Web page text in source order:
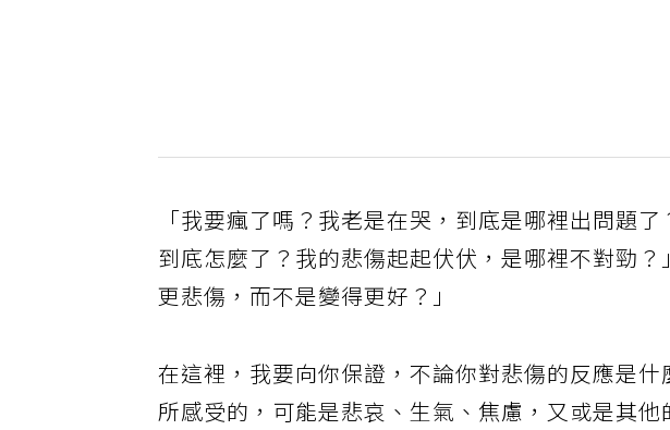
「我要瘋了嗎？我老是在哭，到底是哪裡出問題
到底怎麼了？我的悲傷起起伏伏，是哪裡不對勁？
更悲傷，而不是變得更好？」
在這裡，我要向你保證，不論你對悲傷的反應是
所感受的，可能是悲哀、生氣、焦慮，又或是其他